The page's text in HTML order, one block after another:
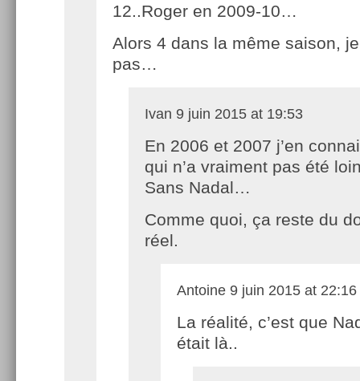
12..Roger en 2009-10…
Alors 4 dans la même saison, je
pas…
Ivan 9 juin 2015 at 19:53
En 2006 et 2007 j’en
qui n’a vraiment pas été
Sans Nadal…
Comme quoi, ça reste du
réel.
Antoine 9 juin 2015 at 22:16
La réalité, c’est que
était là..